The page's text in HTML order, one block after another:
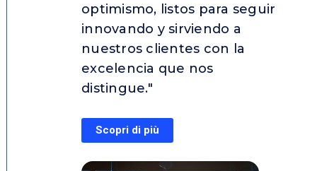
optimismo, listos para seguir
innovando y sirviendo a
nuestros clientes con la
excelencia que nos
distingue."
Scopri di più